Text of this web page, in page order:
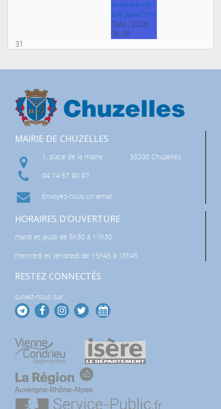
es entre le CM1
et la 3ème ?? Tu
Date : 2026-
08-28
31
MAIRIE DE CHUZELLES
1, place de la mairie
38200 Chuzelles
04 74 57 90 97
Envoyez-nous un email
HORAIRES D'OUVERTURE
mardi et jeudi de 8h30 à 11h30
mercredi et vendredi de 15h45 à 18h45
RESTEZ CONNECTÉS
suivez-nous sur...